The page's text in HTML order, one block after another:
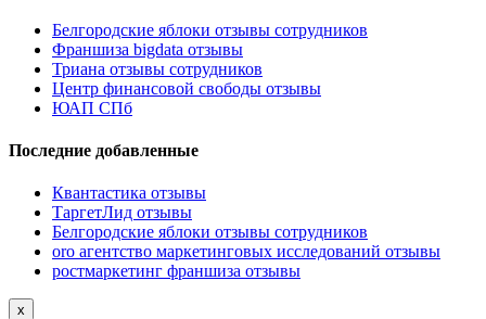
Белгородские яблоки отзывы сотрудников
Франшиза bigdata отзывы
Триана отзывы сотрудников
Центр финансовой свободы отзывы
ЮАП СПб
Последние добавленные
Квантастика отзывы
ТаргетЛид отзывы
Белгородские яблоки отзывы сотрудников
oro агентство маркетинговых исследований отзывы
ростмаркетинг франшиза отзывы
x